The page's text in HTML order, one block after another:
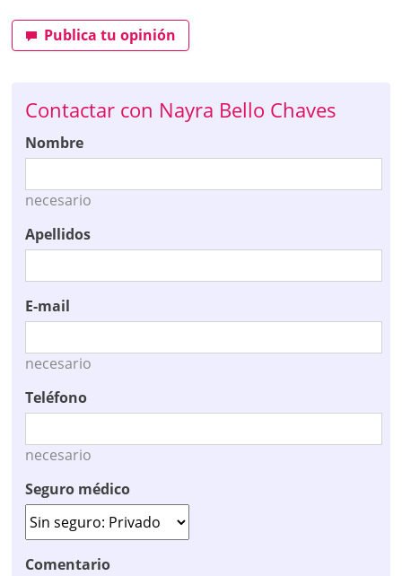
Publica tu opinión
Contactar con Nayra Bello Chaves
Nombre
necesario
Apellidos
E-mail
necesario
Teléfono
necesario
Seguro médico
Comentario